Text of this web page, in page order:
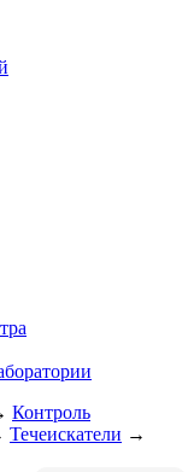
Контроль
Течеискатели →